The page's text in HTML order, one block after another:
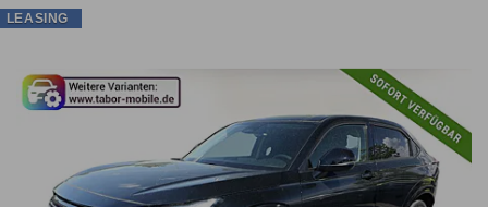
LEASING